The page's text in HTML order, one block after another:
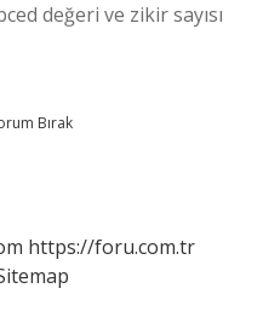
değeri ve zikir sayısı
Bırak
https://foru.com.tr